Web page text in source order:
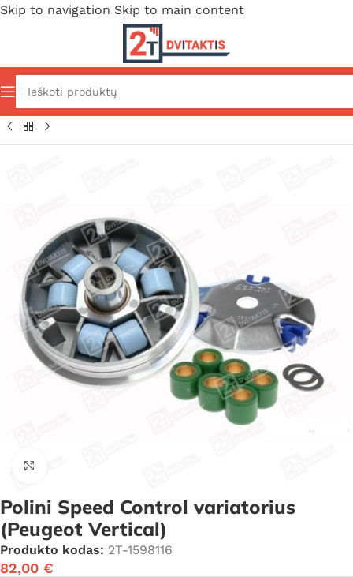
Skip to navigation Skip to main content
dalys/Priekinė pavara/Variatoriai/Peugeot variatoriai
Polini Speed Control variatorius
(Peugeot Vertical)
Produkto kodas: 2T-1598116
82,00 €